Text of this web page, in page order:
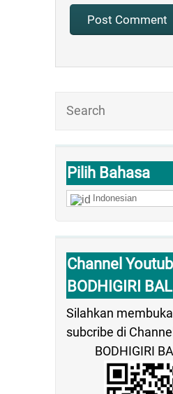
Pilih Bahasa
Indonesian
Channel
BODHIGIRI
Silahkan
subcribe di
BODHIGIRI